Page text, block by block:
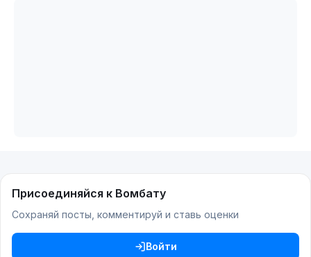
Присоединяйся к Вомбату
Сохраняй посты, комментируй и ставь оценки
Войти